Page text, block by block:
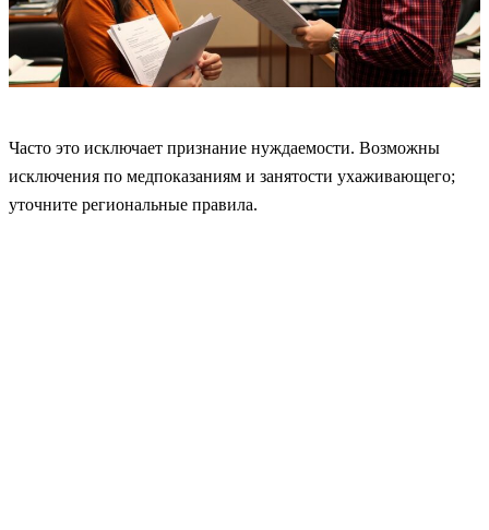
Часто это исключает признание нуждаемости. Возможны
исключения по медпоказаниям и занятости ухаживающего;
уточните региональные правила.